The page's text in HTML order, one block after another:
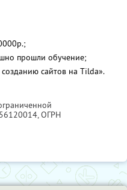
прошли обучение;
сайтов на Tilda».
, ОГРН